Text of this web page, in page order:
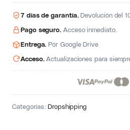
7 días de garantía.Devolución del
Pago seguro. Acceso inmediato.
Entrega. Por Google Drive
Acceso.Actualizaciones para
Categorías:Dropshipping